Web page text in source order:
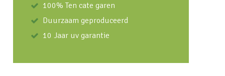
100% Ten cate garen
Duurzaam geproduceerd
10 Jaar uv garantie